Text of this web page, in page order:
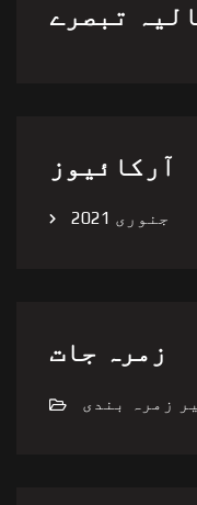
تبصرے
آرکائیوز
جنوری 2021
زمرہ جات
زمرہ بندی